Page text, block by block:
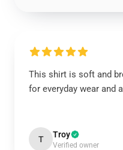
This shirt is soft and
for everyday wear and
T Troy
Verified owner